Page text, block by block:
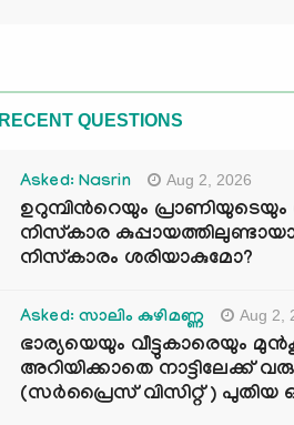
RECENT QUESTIONS
Asked: Nasrin Aug 2, 2026
ഉറുമ്പിന്‍റെയും
നിസ്കാര
നിസ്കാരം ശരിയാകുമോ?
Asked: സാലിം കുഴിമണ്ണ Aug 2,
ഭാര്യയെയും വീട്ടുകാരെയും
അറിയിക്കാതെ നാട്ടിലേക്ക്
(സർപ്രൈസ് വിസിറ്റ് ) പുതിയ